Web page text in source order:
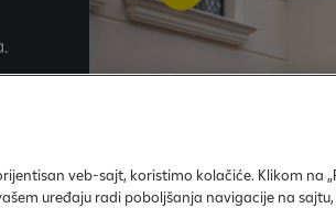
veb-sajt, koristimo kolačiće. Klikom na
uređaju radi poboljšanja navigacije na